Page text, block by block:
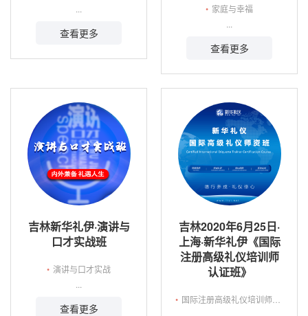
查看更多
• 家庭与幸福
查看更多
吉林新华礼伊·演讲与
口才实战班
• 演讲与口才实战
查看更多
吉林2020年6月25日·
上海·新华礼伊《国际
注册高级礼仪培训师
认证班》
• 国际注册高级礼仪培训师认证班